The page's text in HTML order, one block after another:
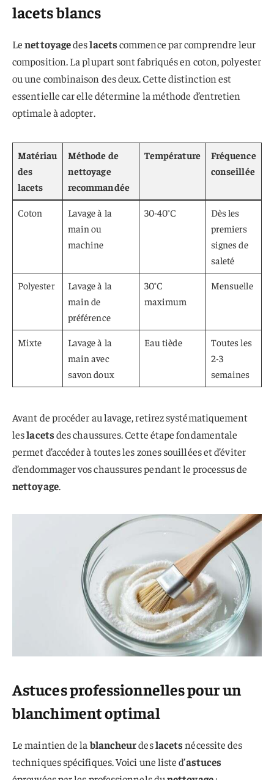
lacets blancs
Lenettoyagedeslacetscommence par comprendre leur
composition. La plupart sont fabriqués en coton, polyester
ou une combinaison des deux. Cette distinction est
essentielle car elle détermine la méthode d’entretien
optimale à adopter.
Matériau
des
lacets
Méthode de
nettoyage
recommandée
Température
Fréquence
conseillée
Coton
Lavage à la
main ou
machine
30-40°C
Dès les
premiers
signes de
saleté
Polyester
Lavage à la
main de
préférence
30°C
maximum
Mensuelle
Mixte
Lavage à la
main avec
savon doux
Eau tiède
Toutes les
2-3
semaines
Avant de procéder au lavage, retirez systématiquement
leslacetsdes chaussures. Cette étape fondamentale
permet d’accéder à toutes les zones souillées et d’éviter
d’endommager vos chaussures pendant le processus de
nettoyage.
Astuces professionnelles pour un
blanchiment optimal
Le maintien de lablancheurdeslacetsnécessite des
techniques spécifiques. Voici une liste d’astuces